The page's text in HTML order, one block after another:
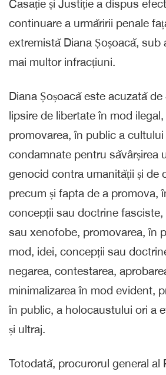
Casație și Justiție a dispus
continuare a urmăririi penale
extremistă Diana Șoșoacă, sub
mai multor infracțiuni.
Diana Șoșoacă este acuzată
lipsire de libertate în mod
promovarea, în public a
condamnate pentru săvârșirea
genocid contra umanității și de
precum și fapta de a promova,
concepții sau doctrine fasciste,
sau xenofobe, promovarea, în
mod, idei, concepții sau
negarea, contestarea,
minimalizarea în mod evident,
în public, a holocaustului ori a
și ultraj.
Totodată, procurorul general al